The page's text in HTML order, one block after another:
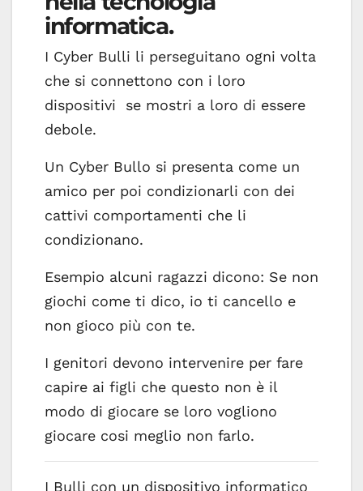
informatica.
I Cyber Bulli li perseguitano ogni volta
che si connettono con i loro
dispositivi se mostri a loro di essere
debole.
Un Cyber Bullo si presenta come un
amico per poi condizionarli con dei
cattivi comportamenti che li
condizionano.
Esempio alcuni ragazzi dicono: Se non
giochi come ti dico, io ti cancello e
non gioco più con te.
I genitori devono intervenire per fare
capire ai figli che questo non è il
modo di giocare se loro vogliono
giocare cosi meglio non farlo.
I Bulli con un dispositivo informatico